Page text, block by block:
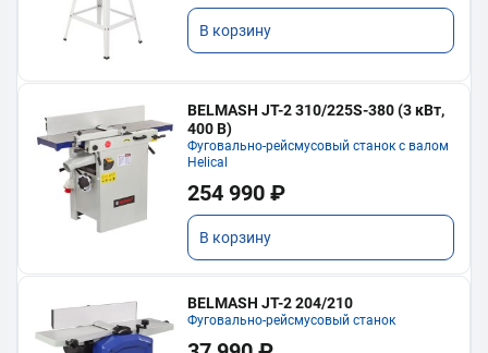
В корзину
BELMASH JT-2 310/225S-380 (3 кВт,
400 В)
Фуговально-рейсмусовый станок с валом
Helical
254 990 ₽
В корзину
BELMASH JT-2 204/210
Фуговально-рейсмусовый станок